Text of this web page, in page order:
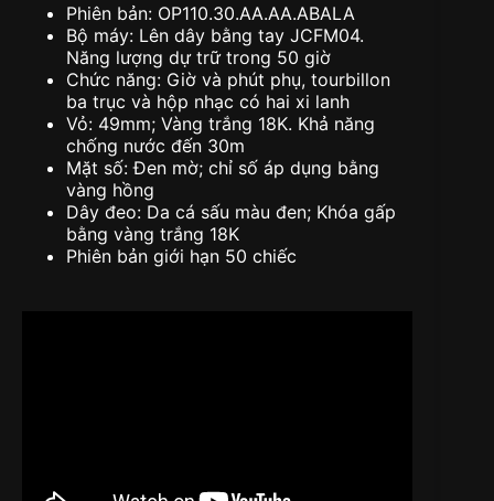
Phiên bản: OP110.30.AA.AA.ABALA
Bộ máy: Lên dây bằng tay JCFM04.
Năng lượng dự trữ trong 50 giờ
Chức năng: Giờ và phút phụ, tourbillon
ba trục và hộp nhạc có hai xi lanh
Vỏ: 49mm; Vàng trắng 18K. Khả năng
chống nước đến 30m
Mặt số: Đen mờ; chỉ số áp dụng bằng
vàng hồng
Dây đeo: Da cá sấu màu đen; Khóa gấp
bằng vàng trắng 18K
Phiên bản giới hạn 50 chiếc